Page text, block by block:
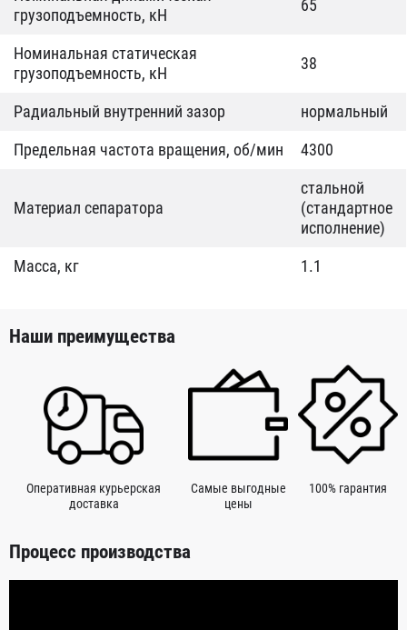
грузоподъемность, кН
65
Номинальная статическая
грузоподъемность, кН
38
Радиальный внутренний зазор
нормальный
Предельная частота вращения, об/мин
4300
Материал сепаратора
стальной
(стандартное
исполнение)
Масса, кг
1.1
Наши преимущества
Оперативная курьерская
доставка
Самые выгодные
цены
100% гарантия
Процесс производства